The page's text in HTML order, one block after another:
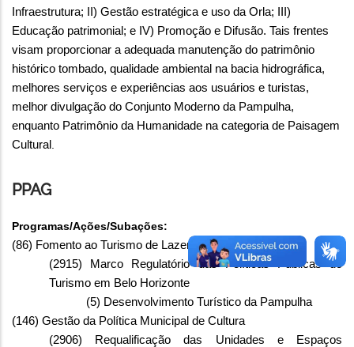
Infraestrutura; II) Gestão estratégica e uso da Orla; III)
Educação patrimonial; e IV) Promoção e Difusão. Tais frentes
visam proporcionar a adequada manutenção do patrimônio
histórico tombado, qualidade ambiental na bacia hidrográfica,
melhores serviços e experiências aos usuários e turistas,
melhor divulgação do Conjunto Moderno da Pampulha,
enquanto Patrimônio da Humanidade na categoria de Paisagem
Cultural
PPAG
Programas/Ações/Subações:
(86) Fomento ao Turismo de Lazer, Eventos e Negócios
(2915) Marco Regulatório das Políticas Públicas do
Turismo em Belo Horizonte
(5) Desenvolvimento Turístico da Pampulha
(146) Gestão da Política Municipal de Cultura
(2906) Requalificação das Unidades e Espaços